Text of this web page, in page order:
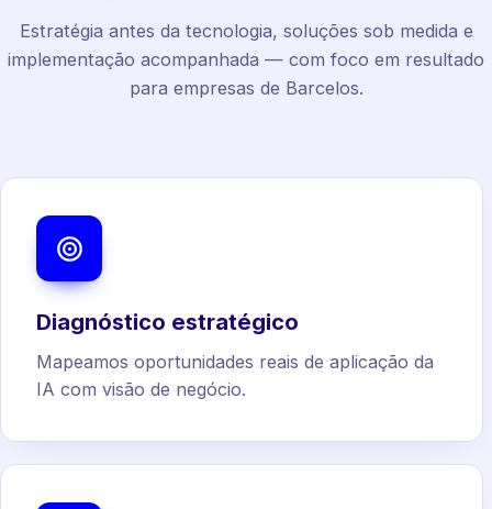
Estratégia antes da tecnologia, soluções sob medida e
implementação acompanhada — com foco em resultado
para empresas de Barcelos.
Diagnóstico estratégico
Mapeamos oportunidades reais de aplicação da
IA com visão de negócio.